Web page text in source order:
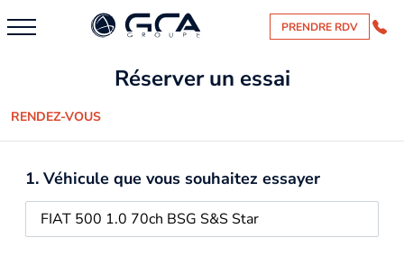
PRENDRE RDV
Réserver un essai
RENDEZ-VOUS
1. Véhicule que vous souhaitez essayer